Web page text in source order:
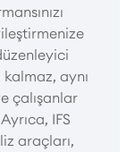
aynı
çalışanlar
IFS
araçları,